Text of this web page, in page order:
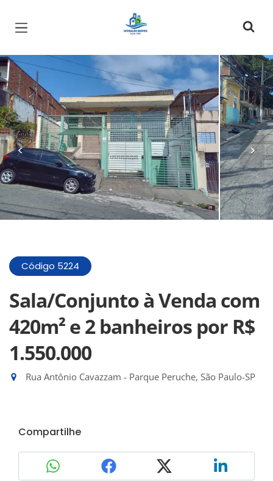
Página inicial
< >
Código 5224
Sala/Conjunto à Venda com
420m² e 2 banheiros por R$
1.550.000
Rua Antônio Cavazzam - Parque Peruche, São Paulo-SP
Compartilhe